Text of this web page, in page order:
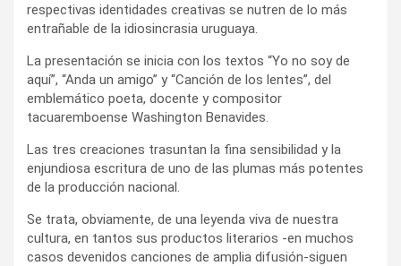
respectivas identidades creativas se nutren de lo más
entrañable de la idiosincrasia uruguaya.
La presentación se inicia con los textos “Yo no soy de
aquí”, “Anda un amigo” y “Canción de los lentes”, del
emblemático poeta, docente y compositor
tacuaremboense Washington Benavides.
Las tres creaciones trasuntan la fina sensibilidad y la
enjundiosa escritura de uno de las plumas más potentes
de la producción nacional.
Se trata, obviamente, de una leyenda viva de nuestra
cultura, en tantos sus productos literarios -en muchos
casos devenidos canciones de amplia difusión-siguen